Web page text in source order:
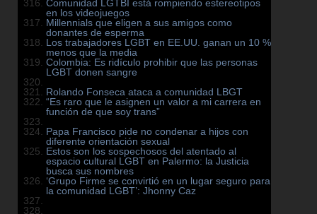
Comunidad LGTBI está rompiendo estereotipos
en los videojuegos
Millennials que eligen a sus amigos como
donantes de esperma
Los trabajadores LGBT en EE.UU. ganan un 10 %
menos que la media
Colombia: Es ridículo prohibir que las personas
LGBT donen sangre
Rolando Fonseca ataca a comunidad LBGT
“Es raro que le asignen un valor a mi carrera en
función de que soy trans”
Papa Francisco pide no condenar a hijos con
diferente orientación sexual
Estos son los sospechosos del atentado al
espacio cultural LGBT en Palermo: la Justicia
busca sus nombres
‘Grupo Firme se convirtió en un lugar seguro para
la comunidad LGBT’: Jhonny Caz